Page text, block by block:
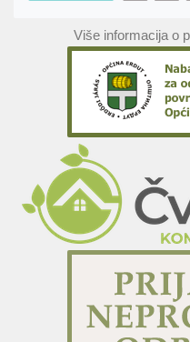
Više informacija o